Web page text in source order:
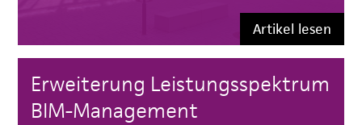
Artikel lesen
Erweiterung Leistungsspektrum
BIM-Management